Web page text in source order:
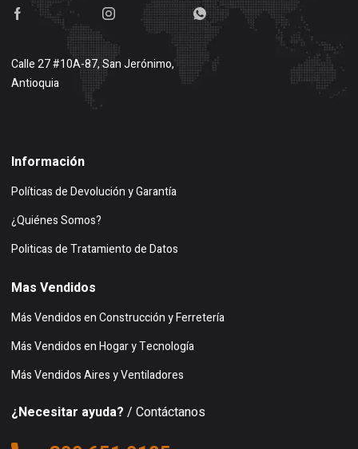
Calle 27 #10A-87, San Jerónimo,
Antioquia
Información
Políticas de Devolución y Garantía
¿Quiénes Somos?
Politicas de Tratamiento de Datos
Mas Vendidos
Más Vendidos en Construcción y Ferretería
Más Vendidos en Hogar y Tecnología
Más Vendidos Aires y Ventiladores
¿Necesitar ayuda? / Contáctanos